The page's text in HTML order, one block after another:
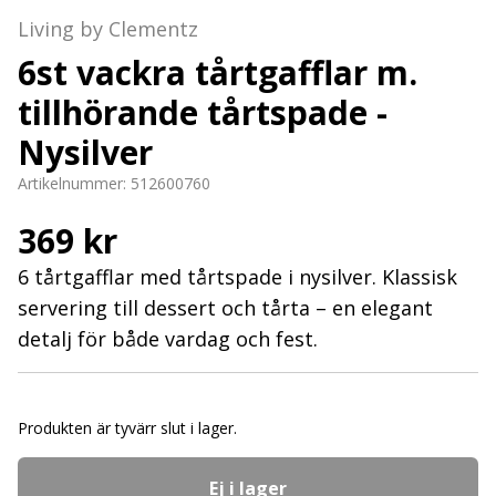
Living by Clementz
6st vackra tårtgafflar m.
tillhörande tårtspade -
Nysilver
Artikelnummer: 512600760
369 kr
6 tårtgafflar med tårtspade i nysilver. Klassisk
servering till dessert och tårta – en elegant
detalj för både vardag och fest.
Produkten är tyvärr slut i lager.
Ej i lager